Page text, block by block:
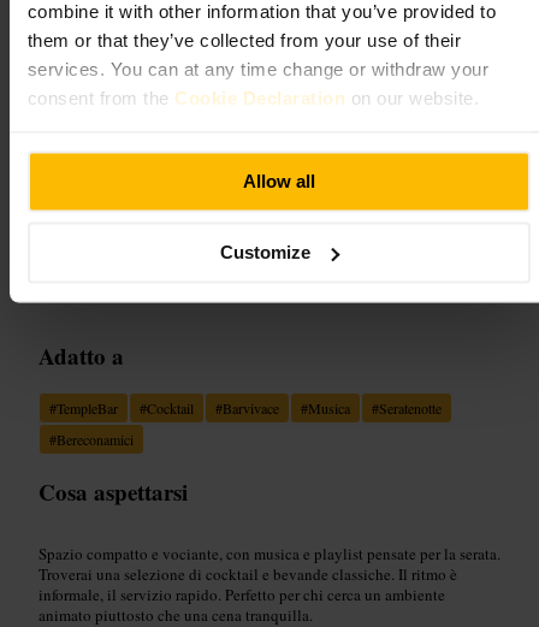
combine it with other information that you’ve provided to
them or that they’ve collected from your use of their
services. You can at any time change or withdraw your
consent from the Cookie Declaration on our website.
Allow all
Customize
Mangiare e bere •Ristorante Arti e intrattenimento
Mangiare e
bere• Bar •Mangiare e bere•Bar•Pub
4,4
4,5
Immagine /TripAdvisor
Adatto a
#TempleBar #Cocktail #Barvivace #Musica #Seratenotte
#Bereconamici
Cosa aspettarsi
Spazio compatto e vociante, con musica e playlist pensate per la serata.
Troverai una selezione di cocktail e bevande classiche. Il ritmo è
informale, il servizio rapido. Perfetto per chi cerca un ambiente
animato piuttosto che una cena tranquilla.